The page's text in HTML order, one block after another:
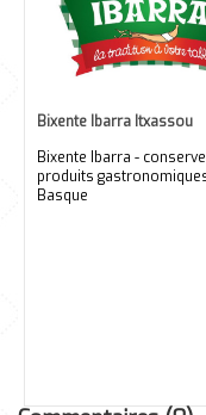
Bixente Ibarra Itxassou
Bixente Ibarra -
produits
Basque